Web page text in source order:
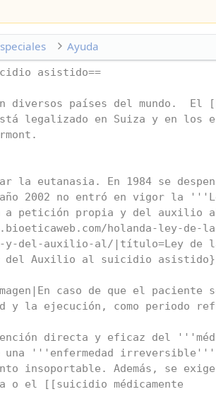
Ayuda